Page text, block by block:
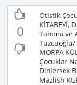
0
Otistik
KİTABEVİ,
Tanıma ve
Tuzcuoğlu/
MORPA
Çocuklar
Dinlersek
Mazlish